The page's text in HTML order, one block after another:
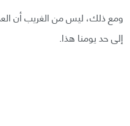
ومع ذلك، ليس من الغريب أن
إلى حد يومنا هذا.